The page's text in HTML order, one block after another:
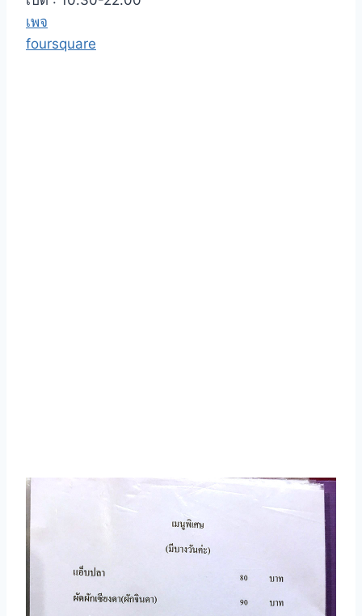
เพจ
foursquare